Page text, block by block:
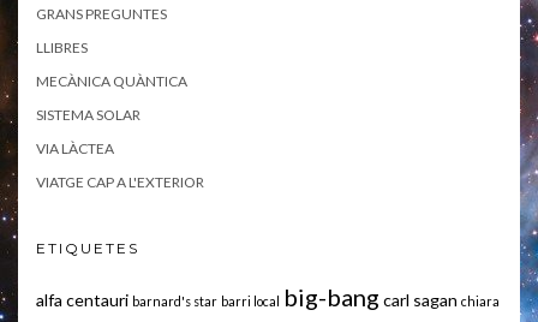
GRANS PREGUNTES
LLIBRES
MECÀNICA QUÀNTICA
SISTEMA SOLAR
VIA LÀCTEA
VIATGE CAP A L'EXTERIOR
ETIQUETES
alfa centauri barnard's star barri local big-bang carl sagan chiara